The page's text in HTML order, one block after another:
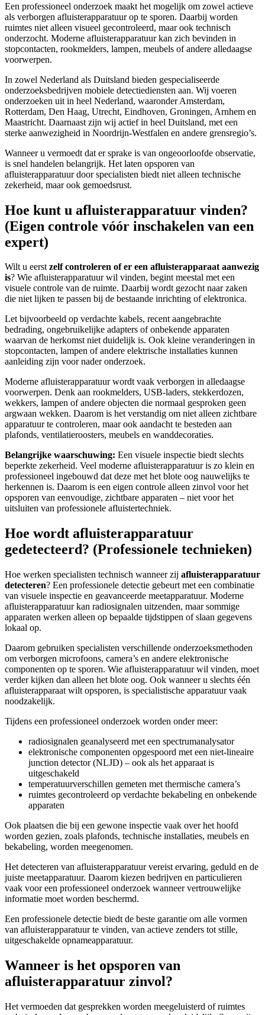
Een professioneel onderzoek maakt het mogelijk om zowel actieve
als verborgen afluisterapparatuur op te sporen. Daarbij worden
ruimtes niet alleen visueel gecontroleerd, maar ook technisch
onderzocht. Moderne afluisterapparatuur kan zich bevinden in
stopcontacten, rookmelders, lampen, meubels of andere alledaagse
voorwerpen.
In zowel Nederland als Duitsland bieden gespecialiseerde
onderzoeksbedrijven mobiele detectiediensten aan. Wij voeren
onderzoeken uit in heel Nederland, waaronder Amsterdam,
Rotterdam, Den Haag, Utrecht, Eindhoven, Groningen, Arnhem en
Maastricht. Daarnaast zijn wij actief in heel Duitsland, met een
sterke aanwezigheid in Noordrijn-Westfalen en andere grensregio’s.
Wanneer u vermoedt dat er sprake is van ongeoorloofde observatie,
is snel handelen belangrijk. Het laten opsporen van
afluisterapparatuur door specialisten biedt niet alleen technische
zekerheid, maar ook gemoedsrust.
Hoe kunt u afluisterapparatuur vinden?
(Eigen controle vóór inschakelen van een
expert)
Wilt u eerstzelf controleren of er een afluisterapparaat aanwezig
is? Wie afluisterapparatuur wil vinden, begint meestal met een
visuele controle van de ruimte. Daarbij wordt gezocht naar zaken
die niet lijken te passen bij de bestaande inrichting of elektronica.
Let bijvoorbeeld op verdachte kabels, recent aangebrachte
bedrading, ongebruikelijke adapters of onbekende apparaten
waarvan de herkomst niet duidelijk is. Ook kleine veranderingen in
stopcontacten, lampen of andere elektrische installaties kunnen
aanleiding zijn voor nader onderzoek.
Moderne afluisterapparatuur wordt vaak verborgen in alledaagse
voorwerpen. Denk aan rookmelders, USB-laders, stekkerdozen,
wekkers, lampen of andere objecten die normaal gesproken geen
argwaan wekken. Daarom is het verstandig om niet alleen zichtbare
apparatuur te controleren, maar ook aandacht te besteden aan
plafonds, ventilatieroosters, meubels en wanddecoraties.
Belangrijke waarschuwing: Een visuele inspectie biedt slechts
beperkte zekerheid. Veel moderne afluisterapparatuur is zo klein en
professioneel ingebouwd dat deze met het blote oog nauwelijks te
herkennen is. Daarom is een eigen controle alleen zinvol voor het
opsporen van eenvoudige, zichtbare apparaten – niet voor het
uitsluiten van professionele afluistertechniek.
Hoe wordt afluisterapparatuur
gedetecteerd? (Professionele technieken)
Hoe werken specialisten technisch wanneer zij afluisterapparatuur
detecteren? Een professionele detectie gebeurt met een combinatie
van visuele inspectie en geavanceerde meetapparatuur. Moderne
afluisterapparatuur kan radiosignalen uitzenden, maar sommige
apparaten werken alleen op bepaalde tijdstippen of slaan gegevens
lokaal op.
Daarom gebruiken specialisten verschillende onderzoeksmethoden
om verborgen microfoons, camera’s en andere elektronische
componenten op te sporen. Wie afluisterapparatuur wil vinden, moet
verder kijken dan alleen het blote oog. Ook wanneer u slechts één
afluisterapparaat wilt opsporen, is specialistische apparatuur vaak
noodzakelijk.
Tijdens een professioneel onderzoek worden onder meer:
radiosignalen geanalyseerd met een spectrumanalysator
elektronische componenten opgespoord met een niet-lineaire
junction detector (NLJD) – ook als het apparaat is
uitgeschakeld
temperatuurverschillen gemeten met thermische camera’s
ruimtes gecontroleerd op verdachte bekabeling en onbekende
apparaten
Ook plaatsen die bij een gewone inspectie vaak over het hoofd
worden gezien, zoals plafonds, technische installaties, meubels en
bekabeling, worden meegenomen.
Het detecteren van afluisterapparatuur vereist ervaring, geduld en de
juiste meetapparatuur. Daarom kiezen bedrijven en particulieren
vaak voor een professioneel onderzoek wanneer vertrouwelijke
informatie moet worden beschermd.
Een professionele detectie biedt de beste garantie om alle vormen
van afluisterapparatuur te vinden, van actieve zenders tot stille,
uitgeschakelde opnameapparatuur.
Wanneer is het opsporen van
afluisterapparatuur zinvol?
Het vermoeden dat gesprekken worden meegeluisterd of ruimtes